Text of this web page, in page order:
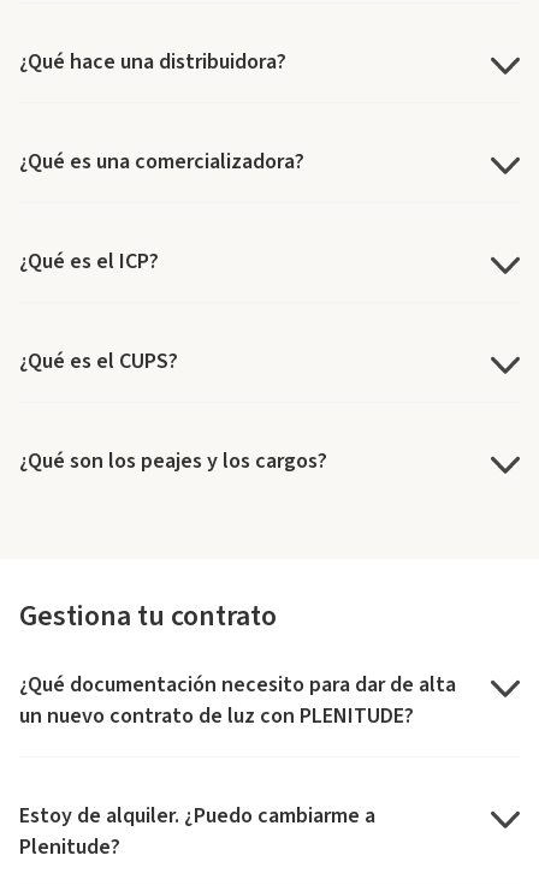
¿Qué hace una distribuidora?
¿Qué es una comercializadora?
¿Qué es el ICP?
¿Qué es el CUPS?
¿Qué son los peajes y los cargos?
Gestiona tu contrato
¿Qué documentación necesito para dar de alta
un nuevo contrato de luz con PLENITUDE?
Estoy de alquiler. ¿Puedo cambiarme a
Plenitude?